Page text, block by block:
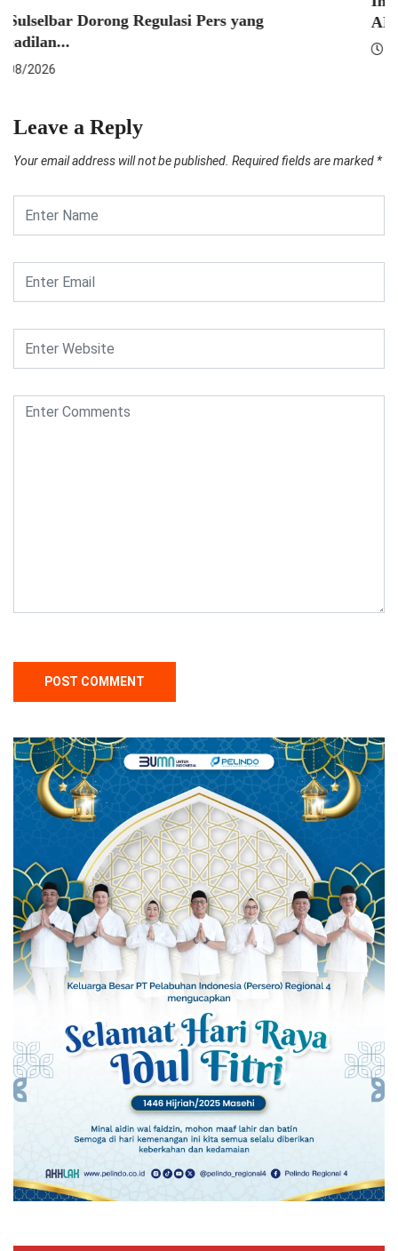
AI Terintegrasi...
07/08/2026
Leave a Reply
Your email address will not be published. Required fields are marked *